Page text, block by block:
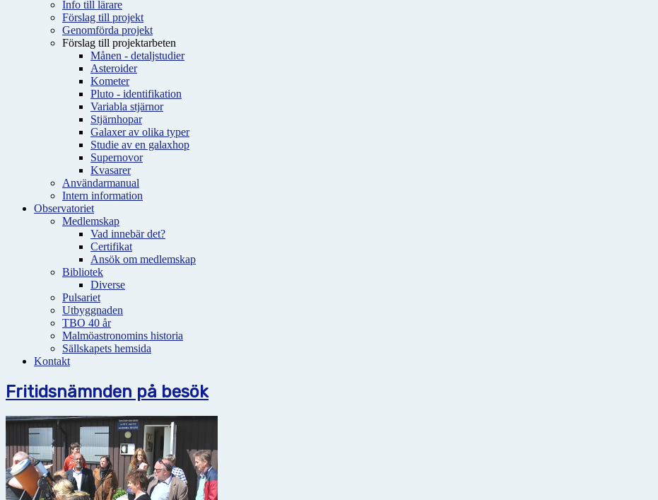
Info till lärare
Förslag till projekt
Genomförda projekt
Förslag till projektarbeten
Månen - detaljstudier
Asteroider
Kometer
Pluto - identifikation
Variabla stjärnor
Stjärnhopar
Galaxer av olika typer
Studie av en galaxhop
Supernovor
Kvasarer
Användarmanual
Intern information
Observatoriet
Medlemskap
Vad innebär det?
Certifikat
Ansök om medlemskap
Bibliotek
Diverse
Pulsariet
Utbyggnaden
TBO 40 år
Malmöastronomins historia
Sällskapets hemsida
Kontakt
Fritidsnämnden på besök